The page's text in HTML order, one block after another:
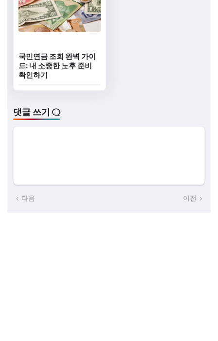
국민연금 조회 완벽 가이
드: 내 소중한 노후 준비
확인하기
댓글 쓰기
다음 이전